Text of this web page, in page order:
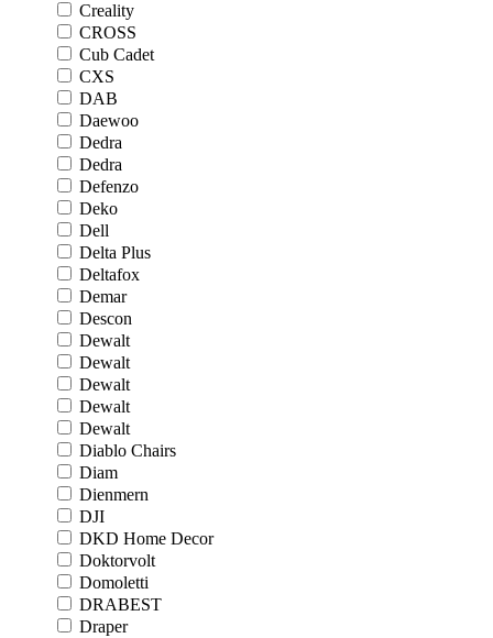
Creality
CROSS
Cub Cadet
CXS
DAB
Daewoo
Dedra
Dedra
Defenzo
Deko
Dell
Delta Plus
Deltafox
Demar
Descon
Dewalt
Dewalt
Dewalt
Dewalt
Dewalt
Diablo Chairs
Diam
Dienmern
DJI
DKD Home Decor
Doktorvolt
Domoletti
DRABEST
Draper